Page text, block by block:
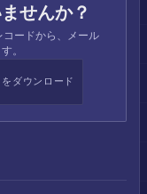
せんか？
コードから、メール
。
ダウンロード